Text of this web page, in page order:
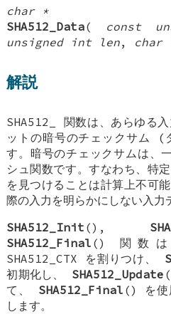
char *
SHA512_Data( const
unsigned int len, char
解説
SHA512_
関数は、あらゆる
ットの暗号のチェックサム (
す。暗号のチェックサムは
シュ関数です。すなわち、特
を見つけることは計算上不可
際の入力を明らかにしない入力
SHA512_Init (),
SHA512_Final () 関数は
SHA512_CTX を割りつけ、
初期化し、 SHA512_Update
て、 SHA512_Final () を使
します。